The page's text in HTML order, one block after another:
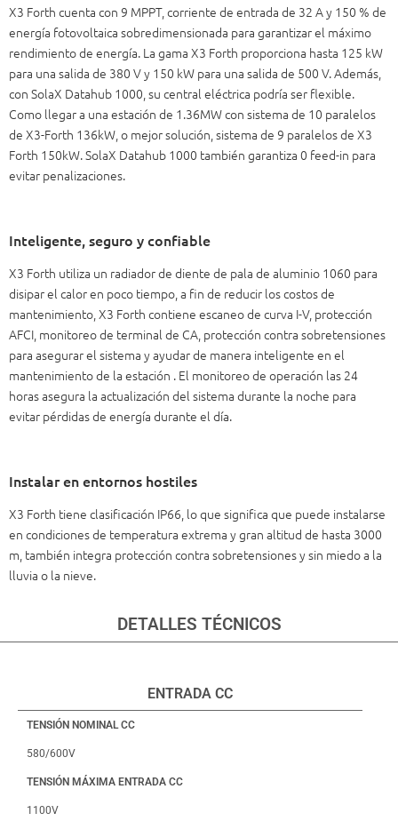
X3 Forth cuenta con 9 MPPT, corriente de entrada de 32 A y 150 % de
energía fotovoltaica sobredimensionada para garantizar el máximo
rendimiento de energía. La gama X3 Forth proporciona hasta 125 kW
para una salida de 380 V y 150 kW para una salida de 500 V. Además,
con SolaX Datahub 1000, su central eléctrica podría ser flexible.
Como llegar a una estación de 1.36MW con sistema de 10 paralelos
de X3-Forth 136kW, o mejor solución, sistema de 9 paralelos de X3
Forth 150kW. SolaX Datahub 1000 también garantiza 0 feed-in para
evitar penalizaciones.
Inteligente, seguro y confiable
X3 Forth utiliza un radiador de diente de pala de aluminio 1060 para
disipar el calor en poco tiempo, a fin de reducir los costos de
mantenimiento, X3 Forth contiene escaneo de curva I-V, protección
AFCI, monitoreo de terminal de CA, protección contra sobretensiones
para asegurar el sistema y ayudar de manera inteligente en el
mantenimiento de la estación . El monitoreo de operación las 24
horas asegura la actualización del sistema durante la noche para
evitar pérdidas de energía durante el día.
Instalar en entornos hostiles
X3 Forth tiene clasificación IP66, lo que significa que puede instalarse
en condiciones de temperatura extrema y gran altitud de hasta 3000
m, también integra protección contra sobretensiones y sin miedo a la
lluvia o la nieve.
DETALLES TÉCNICOS
ENTRADA CC
TENSIÓN NOMINAL CC
580/600V
TENSIÓN MÁXIMA ENTRADA CC
1100V